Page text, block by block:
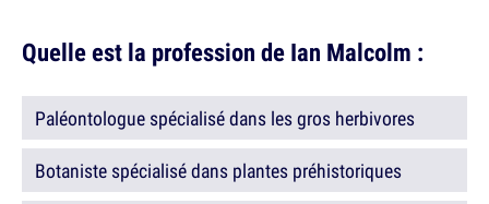
Quelle est la profession de Ian Malcolm :
Paléontologue spécialisé dans les gros herbivores
Botaniste spécialisé dans plantes préhistoriques